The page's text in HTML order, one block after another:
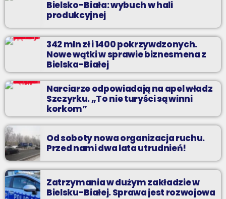
Bielsko-Biała: wybuch w hali
produkcyjnej
342 mln zł i 1400 pokrzywdzonych.
Nowe wątki w sprawie biznesmena z
Bielska-Białej
Narciarze odpowiadają na apel władz
Szczyrku. „To nie turyści są winni
korkom”
Od soboty nowa organizacja ruchu.
Przed nami dwa lata utrudnień!
Zatrzymania w dużym zakładzie w
Bielsku-Białej. Sprawa jest rozwojowa